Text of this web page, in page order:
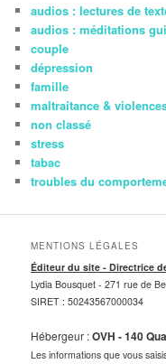
audios : lectures de
audios : méditations
couple
dépression
famille
maltraitance &
non classé
stress
tabac
troubles du
MENTIONS LÉGALES
Éditeur du site - Directrice
Lydia Bousquet -271 rue de
SIRET : 50243567000034
Hébergeur :OVH - 140
Les informations que vous